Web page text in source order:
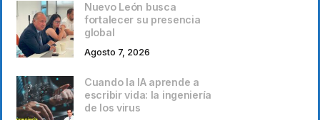
Nuevo León busca
fortalecer su presencia
global
Agosto 7, 2026
Cuando la IA aprende a
escribir vida: la ingeniería
de los virus